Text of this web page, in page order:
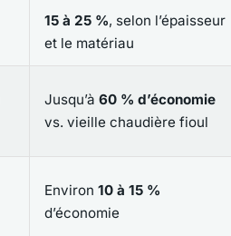
15 à 25 %, selon l’épaisseur
et le matériau
Jusqu’à 60 % d’économie
vs. vieille chaudière fioul
Environ 10 à 15 %
d’économie